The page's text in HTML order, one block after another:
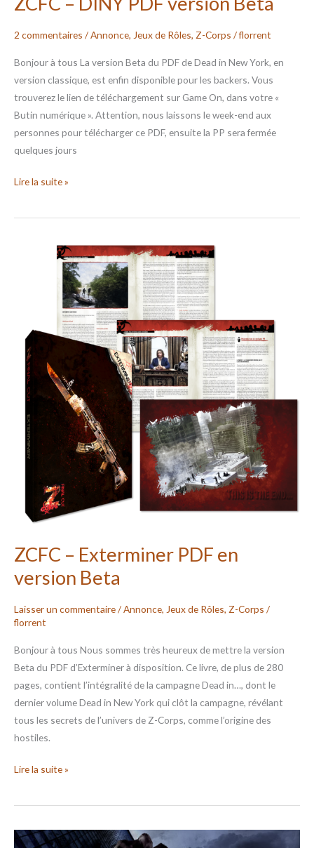
2 commentaires /Annonce, Jeux de Rôles, Z-Corps /florrent
Bonjour à tous La version Beta du PDF de Dead in New York, en
version classique, est enfin disponible pour les backers. Vous
trouverez le lien de téléchargement sur Game On, dans votre «
Butin numérique ». Attention, nous laissons le week-end aux
personnes pour télécharger ce PDF, ensuite la PP sera fermée
quelques jours
Lire la suite »
ZCFC – Exterminer PDF en
version Beta
Laisser un commentaire/Annonce, Jeux de Rôles, Z-Corps /
florrent
Bonjour à tous Nous sommes très heureux de mettre la version
Beta du PDF d’Exterminer à disposition. Ce livre, de plus de 280
pages, contient l’intégralité de la campagne Dead in…, dont le
dernier volume Dead in New York qui clôt la campagne, révélant
tous les secrets de l’univers de Z-Corps, comme l’origine des
hostiles.
version
Beta
Lire la suite »
ZCFC